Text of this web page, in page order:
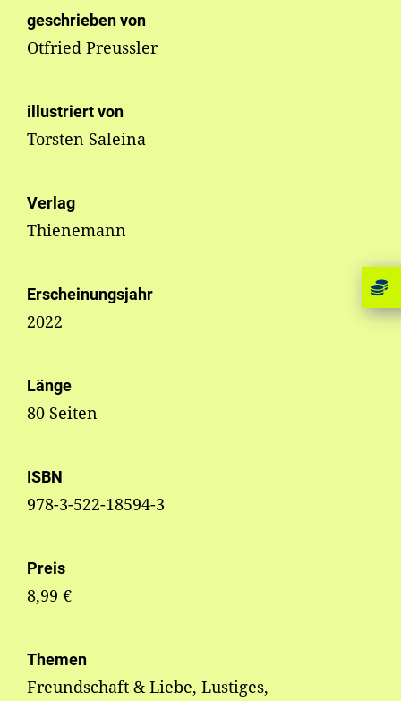
geschrieben von
Otfried Preussler
illustriert von
Torsten Saleina
Verlag
Thienemann
Erscheinungsjahr
2022
Länge
80 Seiten
ISBN
978-3-522-18594-3
Preis
8,99 €
Themen
Freundschaft & Liebe, Lustiges,